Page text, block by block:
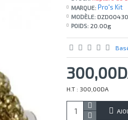
MARQUE: Pro's Kit
MODÈLE:
POIDS: 20.00g
H.T : 300,00DA